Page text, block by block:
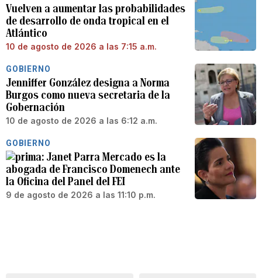
Vuelven a aumentar las probabilidades
de desarrollo de onda tropical en el
Atlántico
10 de agosto de 2026 a las 7:15 a.m.
GOBIERNO
Jenniffer González designa a Norma
Burgos como nueva secretaria de la
Gobernación
10 de agosto de 2026 a las 6:12 a.m.
GOBIERNO
Janet Parra Mercado es la
abogada de Francisco Domenech ante
la Oficina del Panel del FEI
9 de agosto de 2026 a las 11:10 p.m.